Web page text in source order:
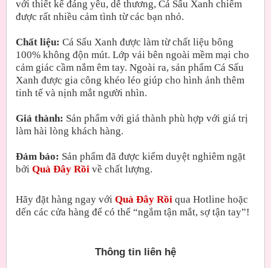
với thiết kế đáng yêu, dễ thương, Cá Sấu Xanh chiếm
được rất nhiều cảm tình từ các bạn nhỏ.
Chất liệu: Cá Sấu Xanh được làm từ chất liệu bông
100% không độn mút. Lớp vải bên ngoài mềm mại cho
cảm giác cầm nắm êm tay. Ngoài ra, sản phẩm Cá Sấu
Xanh được gia công khéo léo giúp cho hình ảnh thêm
tinh tế và nịnh mắt người nhìn.
Giá thành: Sản phẩm với giá thành phù hợp với giá trị
làm hài lòng khách hàng.
Đảm bảo: Sản phẩm đã được kiểm duyệt nghiêm ngặt
bởi Quà Đây Rồi về chất lượng.
Hãy đặt hàng ngay với Quà Đây Rồi qua Hotline hoặc
dến các cửa hàng để có thể “ngắm tận mắt, sợ tận tay”!
Thông tin liên hệ